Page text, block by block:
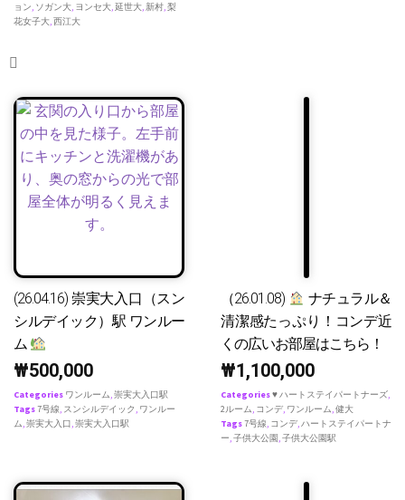
ョン, ソガン大, ヨンセ大,延世大,新村,梨
花女子大,西江大
(26.04.16) 崇実大入口（スン
シルデイック）駅 ワンルー
ム
₩500,000
Categories ワンルーム,崇実大入口駅
Tags7号線, スンシルデイック , ワンルー
ム,崇実大入口,崇実大入口駅
（26.01.08)
ナチュラル＆
清潔感たっぷり！コンデ近
くの広いお部屋はこちら！
₩1,100,000
Categories♥ ハートステイパートナーズ,
2ルーム, コンデ, ワンルーム,健大
Tags7号線, コンデ,ハートステイパートナ
ー,子供大公園,子供大公園駅